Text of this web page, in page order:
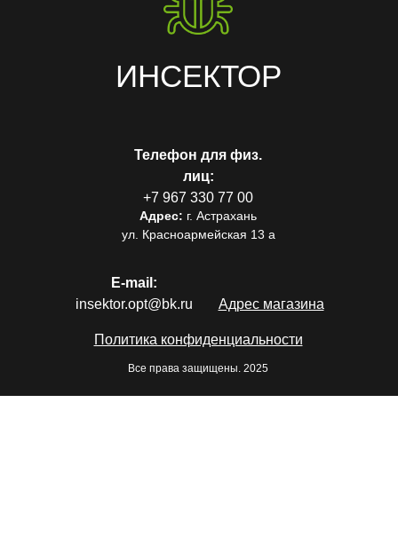
ИНСЕКТОР
Все права защищены. 2025
Телефон для физ.
лиц:
+7 967 330 77 00
Адрес: г. Астрахань
ул. Красноармейская 13 а
E-mail:
insektor.opt@bk.ru
Политика конфиденциальности
Адрес магазина